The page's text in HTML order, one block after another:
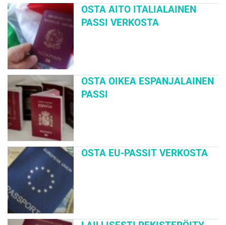
OSTA AITO ITALIALAINEN
PASSI VERKOSTA
OSTA OIKEA ESPANJALAINEN
PASSI
OSTA EU-PASSIT VERKOSTA